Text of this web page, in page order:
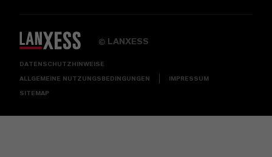
© LANXESS
DATENSCHUTZHINWEISE
ALLGEMEINE NUTZUNGSBEDINGUNGEN IMPRESSUM
SITEMAP